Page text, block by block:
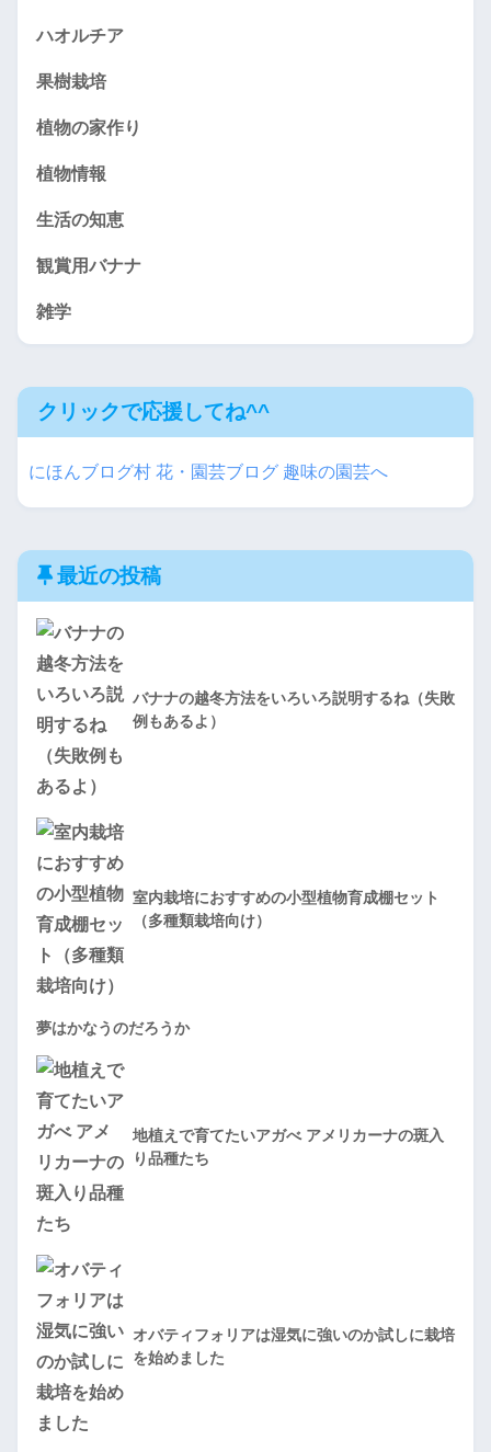
ハオルチア
果樹栽培
植物の家作り
植物情報
生活の知恵
観賞用バナナ
雑学
クリックで応援してね^^
にほんブログ村 花・園芸ブログ 趣味の園芸へ
最近の投稿
バナナの越冬方法をいろいろ説明するね（失敗
例もあるよ）
室内栽培におすすめの小型植物育成棚セット
（多種類栽培向け）
夢はかなうのだろうか
地植えで育てたいアガべ アメリカーナの斑入
り品種たち
オバティフォリアは湿気に強いのか試しに栽培
を始めました